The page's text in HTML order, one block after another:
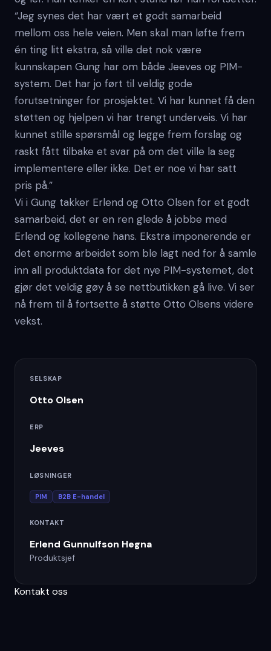
“Jeg synes det har vært et godt samarbeid
mellom oss hele veien. Men skal man løfte frem
én ting litt ekstra, så ville det nok være
kunnskapen Gung har om både Jeeves og PIM-
system. Det har jo ført til veldig gode
forutsetninger for prosjektet. Vi har kunnet få den
støtten og hjelpen vi har trengt underveis. Vi har
kunnet stille spørsmål og legge frem forslag og
raskt fått tilbake et svar på om det ville la seg
implementere eller ikke. Det er noe vi har satt
pris på.”
Vi i Gung takker Erlend og Otto Olsen for et godt
samarbeid, det er en ren glede å jobbe med
Erlend og kollegene hans. Ekstra imponerende er
det enorme arbeidet som ble lagt ned for å samle
inn all produktdata for det nye PIM-systemet, det
gjør det veldig gøy å se nettbutikken gå live. Vi ser
nå frem til å fortsette å støtte Otto Olsens videre
vekst.
SELSKAP
Otto Olsen
ERP
Jeeves
LØSNINGER
PIM B2B E-handel
KONTAKT
Erlend Gunnulfson Hegna
Produktsjef
Kontakt oss